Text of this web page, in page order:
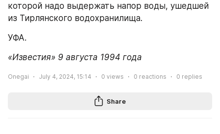
которой надо выдержать напор воды, ушедшей
из Тирлянского водохранилища.
УФА.
«Известия» 9 августа 1994 года
Onegai July 4, 2024, 15:14 0 views 0 reactions 0 replies
Share